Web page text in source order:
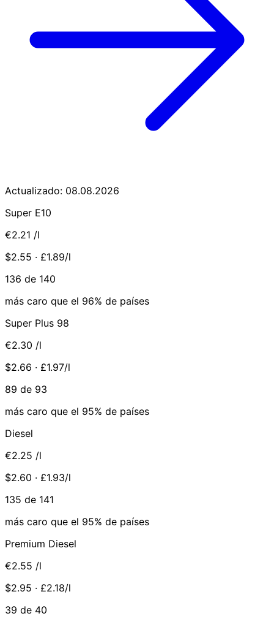
Actualizado: 08.08.2026
Super E10
€2.21 /l
$2.55 · £1.89/l
136 de 140
más caro que el 96% de países
Super Plus 98
€2.30 /l
$2.66 · £1.97/l
89 de 93
más caro que el 95% de países
Diesel
€2.25 /l
$2.60 · £1.93/l
135 de 141
más caro que el 95% de países
Premium Diesel
€2.55 /l
$2.95 · £2.18/l
39 de 40